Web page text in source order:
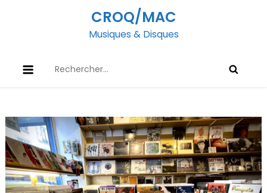
CROQ/MAC
Musiques & Disques